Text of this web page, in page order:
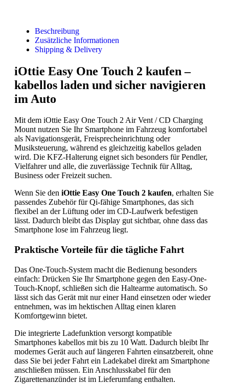
Beschreibung
Zusätzliche Informationen
Shipping & Delivery
iOttie Easy One Touch 2 kaufen –
kabellos laden und sicher navigieren
im Auto
Mit dem iOttie Easy One Touch 2 Air Vent / CD Charging
Mount nutzen Sie Ihr Smartphone im Fahrzeug komfortabel
als Navigationsgerät, Freisprecheinrichtung oder
Musiksteuerung, während es gleichzeitig kabellos geladen
wird. Die KFZ-Halterung eignet sich besonders für Pendler,
Vielfahrer und alle, die zuverlässige Technik für Alltag,
Business oder Freizeit suchen.
Wenn Sie den iOttie Easy One Touch 2 kaufen, erhalten Sie
passendes Zubehör für Qi-fähige Smartphones, das sich
flexibel an der Lüftung oder im CD-Laufwerk befestigen
lässt. Dadurch bleibt das Display gut sichtbar, ohne dass das
Smartphone lose im Fahrzeug liegt.
Praktische Vorteile für die tägliche Fahrt
Das One-Touch-System macht die Bedienung besonders
einfach: Drücken Sie Ihr Smartphone gegen den Easy-One-
Touch-Knopf, schließen sich die Haltearme automatisch. So
lässt sich das Gerät mit nur einer Hand einsetzen oder wieder
entnehmen, was im hektischen Alltag einen klaren
Komfortgewinn bietet.
Die integrierte Ladefunktion versorgt kompatible
Smartphones kabellos mit bis zu 10 Watt. Dadurch bleibt Ihr
modernes Gerät auch auf längeren Fahrten einsatzbereit, ohne
dass Sie bei jeder Fahrt ein Ladekabel direkt am Smartphone
anschließen müssen. Ein Anschlusskabel für den
Zigarettenanzünder ist im Lieferumfang enthalten.